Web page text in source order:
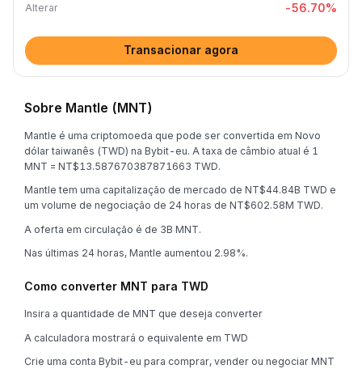
Alterar -56.70%
Transacionar agora
Sobre Mantle (MNT)
Mantle é uma criptomoeda que pode ser convertida em Novo
dólar taiwanês (TWD) na Bybit-eu. A taxa de câmbio atual é 1
MNT = NT$13.587670387871663 TWD.
Mantle tem uma capitalização de mercado de NT$44.84B TWD e
um volume de negociação de 24 horas de NT$602.58M TWD.
A oferta em circulação é de 3B MNT.
Nas últimas 24 horas, Mantle aumentou 2.98%.
Como converter MNT para TWD
Insira a quantidade de MNT que deseja converter
A calculadora mostrará o equivalente em TWD
Crie uma conta Bybit-eu para comprar, vender ou negociar MNT